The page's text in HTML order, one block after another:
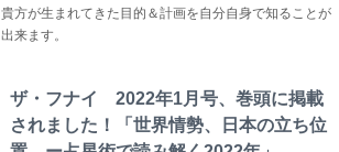
貴方が生まれてきた目的＆計画を自分自身で知ることが
出来ます。
ザ・フナイ 2022年1月号、巻頭に掲載
されました！「世界情勢、日本の立ち位